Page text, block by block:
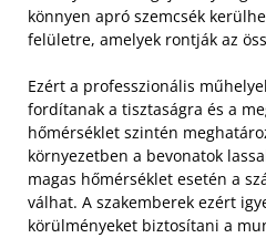
könnyen apró szemcsék
felületre, amelyek rontják az
Ezért a professzionális
fordítanak a tisztaságra és a
hőmérséklet szintén
környezetben a bevonatok
magas hőmérséklet esetén a
válhat. A szakemberek ezért
körülményeket biztosítani a